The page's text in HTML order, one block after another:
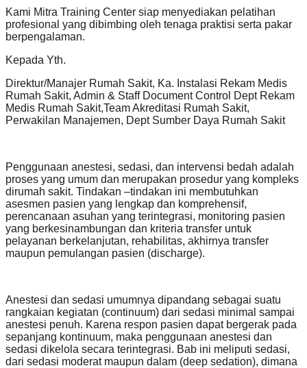
Kami Mitra Training Center siap menyediakan pelatihan
profesional yang dibimbing oleh tenaga praktisi serta pakar
berpengalaman.
Kepada Yth.
Direktur/Manajer Rumah Sakit, Ka. Instalasi Rekam Medis
Rumah Sakit, Admin & Staff Document Control Dept Rekam
Medis Rumah Sakit,Team Akreditasi Rumah Sakit,
Perwakilan Manajemen, Dept Sumber Daya Rumah Sakit
Penggunaan anestesi, sedasi, dan intervensi bedah adalah
proses yang umum dan merupakan prosedur yang kompleks
dirumah sakit. Tindakan –tindakan ini membutuhkan
asesmen pasien yang lengkap dan komprehensif,
perencanaan asuhan yang terintegrasi, monitoring pasien
yang berkesinambungan dan kriteria transfer untuk
pelayanan berkelanjutan, rehabilitas, akhirnya transfer
maupun pemulangan pasien (discharge).
Anestesi dan sedasi umumnya dipandang sebagai suatu
rangkaian kegiatan (continuum) dari sedasi minimal sampai
anestesi penuh. Karena respon pasien dapat bergerak pada
sepanjang kontinuum, maka penggunaan anestesi dan
sedasi dikelola secara terintegrasi. Bab ini meliputi sedasi,
dari sedasi moderat maupun dalam (deep sedation), dimana